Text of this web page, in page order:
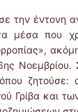
την έντονη
μέσα που
Νοεμβρίου.
Γρίβα και